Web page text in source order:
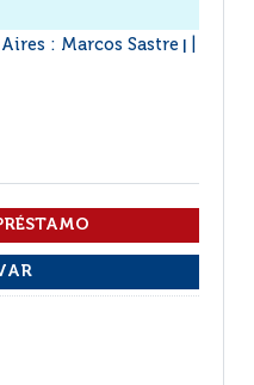
Aires : Marcos Sastre